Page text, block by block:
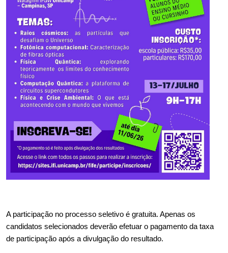
A participação no processo seletivo é gratuita. Apenas os
candidatos selecionados deverão efetuar o pagamento da taxa
de participação após a divulgação do resultado.